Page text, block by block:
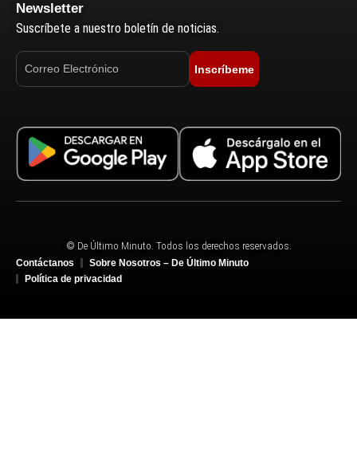
Newsletter
Suscríbete a nuestro boletín de noticias.
Inscríbeme
© De Último Minuto. Todos los derechos reservados.
Contáctanos
Sobre Nosotros – De Último Minuto
Política de privacidad